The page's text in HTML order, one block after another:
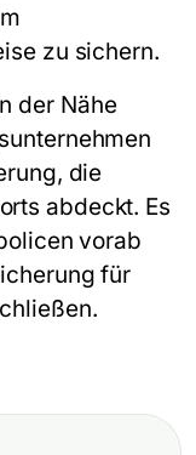
zu sichern.
der Nähe
die
abdeckt. Es
vorab
für